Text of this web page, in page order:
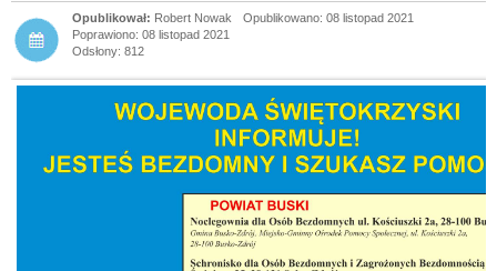
Robert Nowak
Opublikowano: 08 listopad 2021
Poprawiono: 08 listopad 2021
Odsłony: 812